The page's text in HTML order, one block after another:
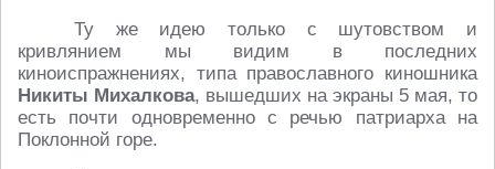
Ту же идею только с шутовством и
кривлянием мы видим в последних
киноиспражнениях, типа православного киношника
Никиты Михалкова, вышедших на экраны 5 мая, то
есть почти одновременно с речью патриарха на
Поклонной горе.